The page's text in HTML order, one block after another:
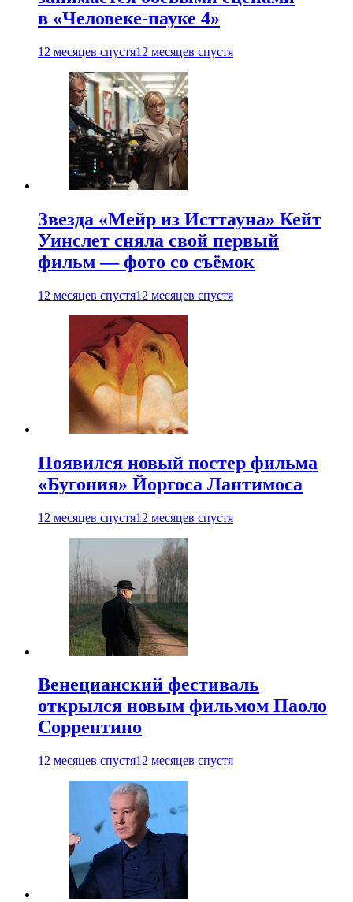
в «Человеке-пауке 4»
12 месяцев спустя12 месяцев спустя
Звезда «Мейр из Исттауна» Кейт
Уинслет сняла свой первый
фильм — фото со съёмок
12 месяцев спустя12 месяцев спустя
Появился новый постер фильма
«Бугония» Йоргоса Лантимоса
12 месяцев спустя12 месяцев спустя
Венецианский фестиваль
открылся новым фильмом Паоло
Соррентино
12 месяцев спустя12 месяцев спустя